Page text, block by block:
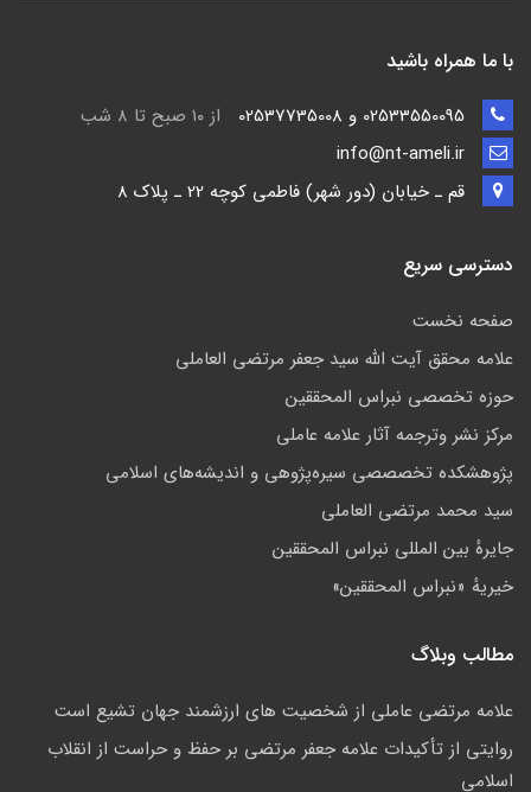
با ما همراه باشید
از ۱۰ صبح تا ۸ شب
قم ـ خيابان (دور شهر) فاطمي كوچه 22 ـ پلاک 8
دسترسی سریع
صفحه نخست
علامه محقق آیت الله سید جعفر مرتضی العاملی
حوزه تخصصی نبراس المحققین
مركز نشر وترجمه آثار علامه عاملی
پژوهشكده تخصصصى سیره‌پژوهی و اندیشه‌های اسلامی
سید محمد مرتضی العاملی
جايرهٔ بین المللی نبراس المحققین
خيريهٔ «نبراس المحققين»
مطالب وبلاگ
علامه مرتضي عاملي از شخصيت هاي ارزشمند جهان تشيع است
روایتی از تأکیدات علامه جعفر مرتضی بر حفظ و حراست از انقلاب
اسلامی